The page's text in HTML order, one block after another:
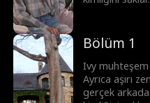
gibi davranır.
hissettirerek
olmasına ikna
onu en iyi
her şey altüst
Bölüm 1
Ivy muhteşem
Ayrıca aşırı
gerçek